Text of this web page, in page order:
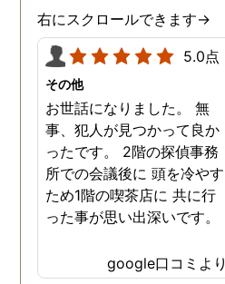
右にスクロールできます→
5.0点
その他
お世話になりました。 無
事、犯人が見つかって良か
ったです。 2階の探偵事務
所での会議後に 頭を冷やす
ため1階の喫茶店に 共に行
った事が思い出深いです。
google口コミより